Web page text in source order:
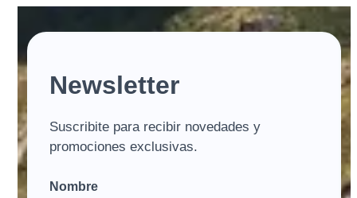
Newsletter
Suscribite para recibir novedades y
promociones exclusivas.
Nombre